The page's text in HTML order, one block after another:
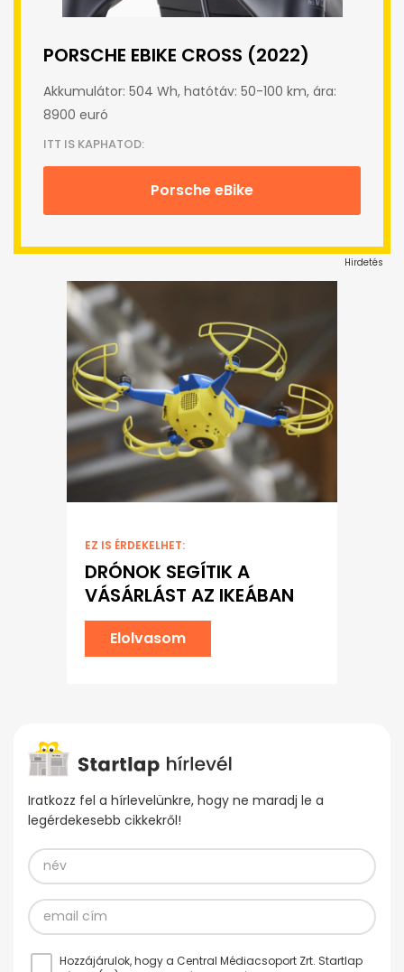
PORSCHE EBIKE CROSS (2022)
Akkumulátor: 504 Wh, hatótáv: 50-100 km, ára:
8900 euró
ITT IS KAPHATOD:
Porsche eBike
Hirdetés
EZ IS ÉRDEKELHET:
DRÓNOK SEGÍTIK A
VÁSÁRLÁST AZ IKEÁBAN
Elolvasom
Iratkozz fel a hírlevelünkre, hogy ne maradj le a
legérdekesebb cikkekről!
Hozzájárulok, hogy a Central Médiacsoport Zrt. Startlap